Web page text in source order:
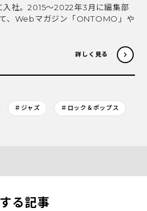
入社。2015〜2022年3月に編集部
、Webマガジン「ONTOMO」や
詳しく見る
＃ジャズ ＃ロック＆ポップス
る記事